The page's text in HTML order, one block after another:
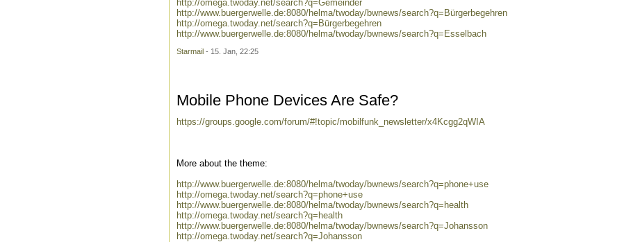
http://omega.twoday.net/search?q=Gemeinder
http://www.buergerwelle.de:8080/helma/twoday/bwnews/search?q=Bürgerbegehren
http://omega.twoday.net/search?q=Bürgerbegehren
http://www.buergerwelle.de:8080/helma/twoday/bwnews/search?q=Esselbach
Starmail - 15. Jan, 22:25
Mobile Phone Devices Are Safe?
https://groups.google.com/forum/#!topic/mobilfunk_newsletter/x4Kcgg2qWIA
More about the theme:
http://www.buergerwelle.de:8080/helma/twoday/bwnews/search?q=phone+use
http://omega.twoday.net/search?q=phone+use
http://www.buergerwelle.de:8080/helma/twoday/bwnews/search?q=health
http://omega.twoday.net/search?q=health
http://www.buergerwelle.de:8080/helma/twoday/bwnews/search?q=Johansson
http://omega.twoday.net/search?q=Johansson